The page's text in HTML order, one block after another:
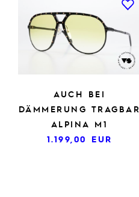
AUCH BEI
DÄMMERUNG TRAGBAR
ALPINA M1
1.199,00 EUR